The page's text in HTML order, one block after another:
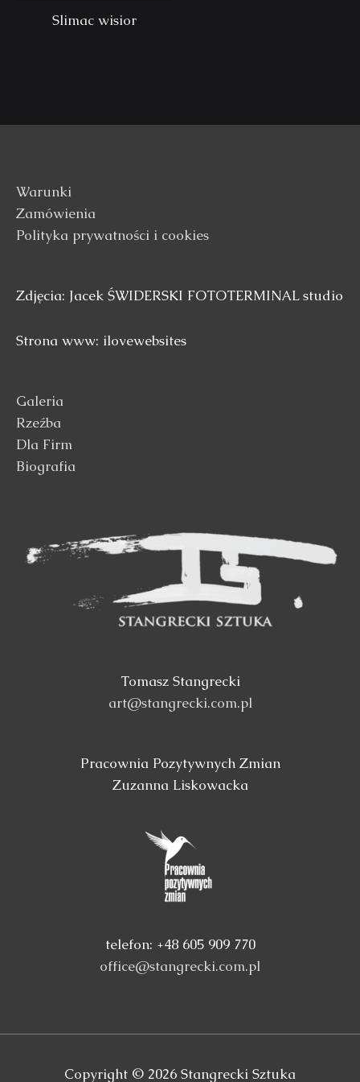
Slimac wisior
Warunki
Zamówienia
Polityka prywatności i cookies
Zdjęcia: Jacek ŚWIDERSKI FOTOTERMINAL studio
Strona www: ilovewebsites
Galeria
Rzeźba
Dla Firm
Biografia
Tomasz Stangrecki
art@stangrecki.com.pl
Pracownia Pozytywnych Zmian
Zuzanna Liskowacka
telefon: +48 605 909 770
office@stangrecki.com.pl
Copyright © 2026 Stangrecki Sztuka